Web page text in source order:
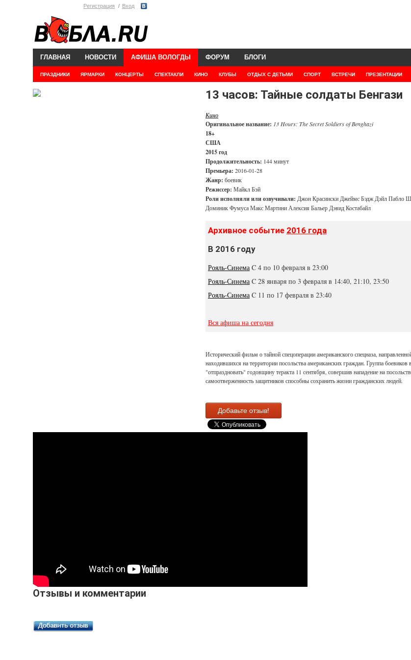
Регистрация Вход
ГЛАВНАЯ НОВОСТИ АФИША ВОЛОГДЫ
ПРАЗДНИКИ ЯРМАРКИ КОНЦЕРТЫ СПЕКТАКЛИ КИНО КЛУБЫ ОТДЫХ С ДЕТЬМИ СПОРТ ВСТРЕЧИ ПРЕЗЕНТАЦИИ
ФОРУМ БЛОГИ
13 часов: Тайные солдаты Бенгази
Кино
Оригинальное название: 13 Hours: The Secret Soldiers of Benghazi
18+
США
2015 год
Продолжительность: 144 минут
Премьера: 2016-01-28
Жанр: боевик
Режиссер: Майкл Бэй
Роли исполняли или озвучивали: Джон Красински Джеймс Бэдж Дэйл Пабло
Доминик Фумуса Макс Мартини Алексия Бальер Дэвид Костабайл
Архивное событие 2016 года
В 2016 году
Рояль-Синема C 4 по 10 февраля в 23:00
Рояль-Синема C 28 января по 3 февраля в 14:40, 21:10, 23:50
Рояль-Синема C 11 по 17 февраля в 23:40
Вся афиша на сегодня
Исторический фильм о тайной спецоперации американского спецназа,
находившихся на территории посольства американских граждан. Группа
"отпраздновать" годовщину теракта 11 сентября, совершив нападение на
самоотверженность защитников способны сохранить жизни гражданских людей.
Добавьте отзыв!
Отзывы и комментарии